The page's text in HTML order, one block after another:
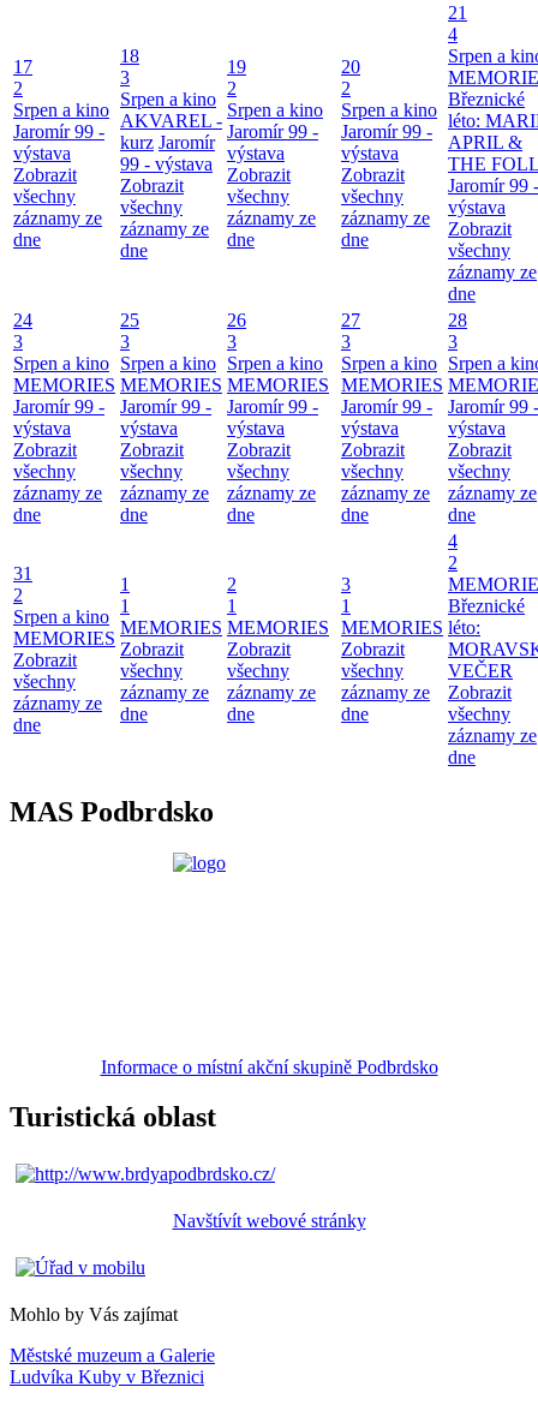
17
2
Srpen a kino
Jaromír 99 -
výstava
Zobrazit
všechny
záznamy ze
dne
18
3
Srpen a kino
AKVAREL -
kurz Jaromír
99 - výstava
Zobrazit
všechny
záznamy ze
dne
19
2
Srpen a kino
Jaromír 99 -
výstava
Zobrazit
všechny
záznamy ze
dne
20
2
Srpen a kino
Jaromír 99 -
výstava
Zobrazit
všechny
záznamy ze
dne
21
4
Srpen a
Březnické
léto:
APRIL &
THE
Jaromír 99 -
výstava
Zobrazit
všechny
záznamy ze
dne
24
3
Srpen a kino
MEMORIES
Jaromír 99 -
výstava
Zobrazit
všechny
záznamy ze
dne
25
3
Srpen a kino
MEMORIES
Jaromír 99 -
výstava
Zobrazit
všechny
záznamy ze
dne
26
3
Srpen a kino
MEMORIES
Jaromír 99 -
výstava
Zobrazit
všechny
záznamy ze
dne
27
3
Srpen a kino
MEMORIES
Jaromír 99 -
výstava
Zobrazit
všechny
záznamy ze
dne
28
3
Srpen a
Jaromír 99 -
výstava
Zobrazit
všechny
záznamy ze
dne
31
2
Srpen a kino
MEMORIES
Zobrazit
všechny
záznamy ze
dne
1
1
MEMORIES
Zobrazit
všechny
záznamy ze
dne
2
1
MEMORIES
Zobrazit
všechny
záznamy ze
dne
3
1
MEMORIES
Zobrazit
všechny
záznamy ze
dne
4
2
Březnické
léto:
VEČER
Zobrazit
všechny
záznamy ze
dne
MAS Podbrdsko
Informace o místní akční skupině Podbrdsko
Turistická oblast
Navštívít webové stránky
Mohlo by Vás zajímat
Městské muzeum a Galerie
Ludvíka Kuby v Březnici